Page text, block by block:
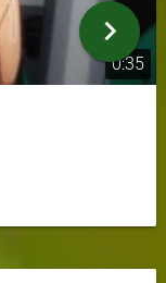
0:35
chevron_right